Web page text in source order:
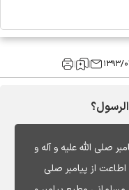
۲۳
صلى الله عليه و آله و
از پيامبر صلى